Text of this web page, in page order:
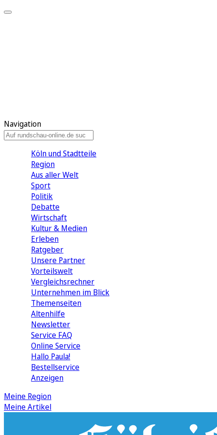
Navigation
Köln und Stadtteile
Region
Aus aller Welt
Sport
Politik
Debatte
Wirtschaft
Kultur & Medien
Erleben
Ratgeber
Unsere Partner
Vorteilswelt
Vergleichsrechner
Unternehmen im Blick
Themenseiten
Altenhilfe
Newsletter
Service FAQ
Online Service
Hallo Paula!
Bestellservice
Anzeigen
Meine Region
Meine Artikel